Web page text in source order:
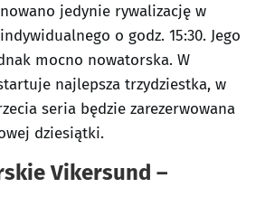
jedynie rywalizację w
o godz. 15:30. Jego
mocno nowatorska. W
najlepsza trzydziestka, w
seria będzie zarezerwowana
dziesiątki.
Vikersund –